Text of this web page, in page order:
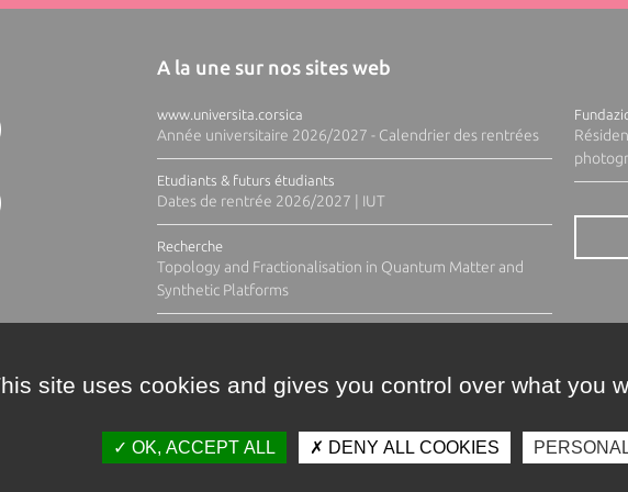
A la une sur nos sites web
www.universita.corsica
Année universitaire 2026/2027 - Calendrier des rentrées
Etudiants & futurs étudiants
Dates de rentrée 2026/2027 | IUT
Recherche
Topology and Fractionalisation in Quantum Matter and
Synthetic Platforms
site uses cookies and gives you control over what you
OK, ACCEPT ALL DENY ALL COOKIES